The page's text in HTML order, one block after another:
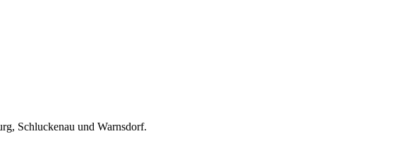
Schluckenau und Warnsdorf.